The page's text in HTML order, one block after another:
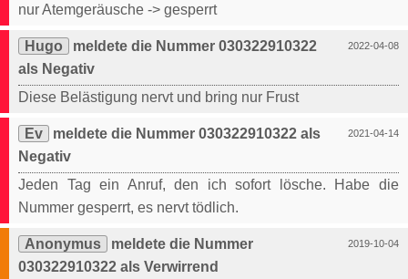
nur Atemgeräusche -> gesperrt
2022-04-08
Hugo
meldete die Nummer 030322910322
als Negativ
Diese Belästigung nervt und bring nur Frust
2021-04-14
Ev
meldete die Nummer 030322910322 als
Negativ
Jeden Tag ein Anruf, den ich sofort lösche. Habe die
Nummer gesperrt, es nervt tödlich.
2019-10-04
Anonymus
meldete die Nummer
030322910322 als Verwirrend